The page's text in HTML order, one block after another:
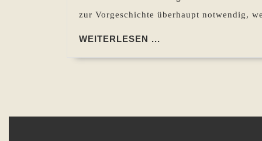
zur Vorgeschichte überhaupt notwendig,
WEITERLESEN ...